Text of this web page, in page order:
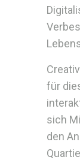
für
sich
den